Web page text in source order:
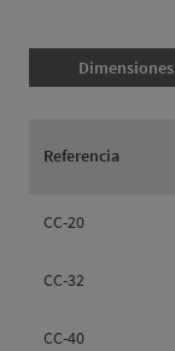
Dimensiones
Referencia
CC-20
CC-32
CC-40